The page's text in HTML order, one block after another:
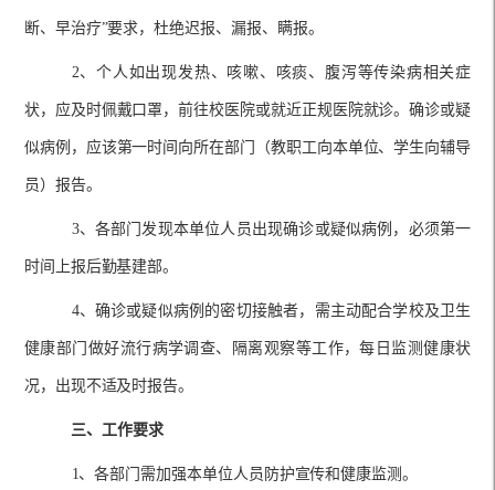
断、早治疗”要求，杜绝迟报、漏报、瞒报。
2、个人如出现发热、咳嗽、咳痰、腹泻等传染病相关症
状，应及时佩戴口罩，前往校医院或就近正规医院就诊。确诊或疑
似病例，应该第一时间向所在部门（教职工向本单位、学生向辅导
员）报告。
3、各部门发现本单位人员出现确诊或疑似病例，必须第一
时间上报后勤基建部。
4、确诊或疑似病例的密切接触者，需主动配合学校及卫生
健康部门做好流行病学调查、隔离观察等工作，每日监测健康状
况，出现不适及时报告。
三、工作要求
1、各部门需加强本单位人员防护宣传和健康监测。